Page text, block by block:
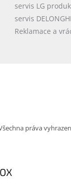
servis LG
servis DELONGHI
Reklamace a
práva